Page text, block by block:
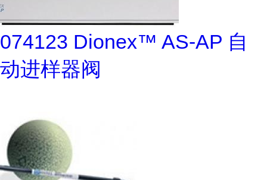
074123 Dionex™ AS-AP 自
动进样器阀